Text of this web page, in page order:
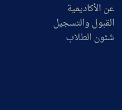
عن الأكاديمية
القبول والتسجيل
شئون الطلاب